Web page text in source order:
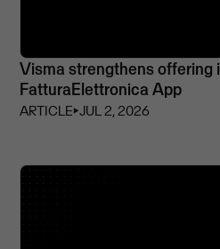
Visma strengthens offering
FatturaElettronica App
ARTICLE⏵JUL 2, 2026